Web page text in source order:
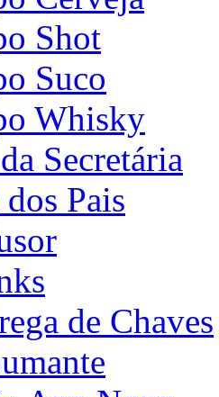
Shot
Suco
Whisky
Secretária
Pais
de Chaves